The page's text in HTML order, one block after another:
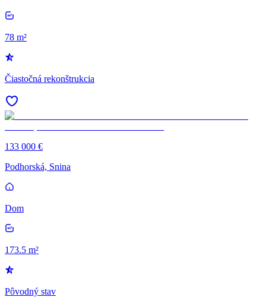
78 m²
Čiastočná rekonštrukcia
133 000 €
Podhorská, Snina
Dom
173.5 m²
Pôvodný stav